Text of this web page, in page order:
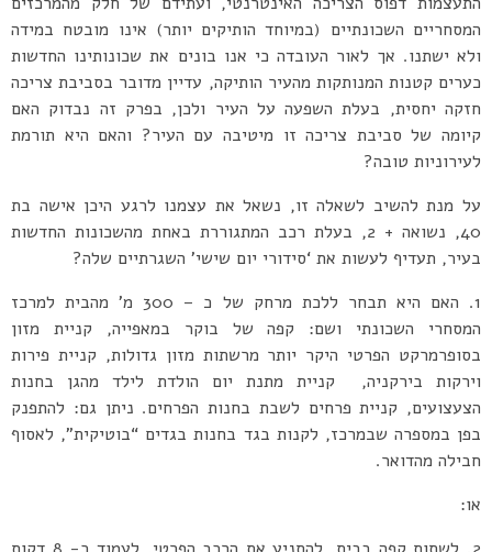
המסחריים השכונתיים (במיוחד הותיקים יותר) אינו מובטח במידה
ולא ישתנו. אך לאור העובדה כי אנו בונים את שכונותינו החדשות
כערים קטנות המנותקות מהעיר הותיקה, עדיין מדובר בסביבת צריכה
חזקה יחסית, בעלת השפעה על העיר ולכן, בפרק זה נבדוק האם
קיומה של סביבת צריכה זו מיטיבה עם העיר? והאם היא תורמת
לעירוניות טובה?
על מנת להשיב לשאלה זו, נשאל את עצמנו לרגע היכן אישה בת
40, נשואה + 2, בעלת רכב המתגוררת באחת מהשכונות החדשות
בעיר, תעדיף לעשות את ‘סידורי יום שישי’ השגרתיים שלה?
1. האם היא תבחר ללכת מרחק של כ – 300 מ’ מהבית למרכז
המסחרי השכונתי ושם: קפה של בוקר במאפייה, קניית מזון
בסופרמרקט הפרטי היקר יותר מרשתות מזון גדולות, קניית פירות
וירקות בירקניה, קניית מתנת יום הולדת לילד מהגן בחנות
הצעצועים, קניית פרחים לשבת בחנות הפרחים. ניתן גם: להתפנק
בפן במספרה שבמרכז, לקנות בגד בחנות בגדים “בוטיקית”, לאסוף
חבילה מהדואר.
או: